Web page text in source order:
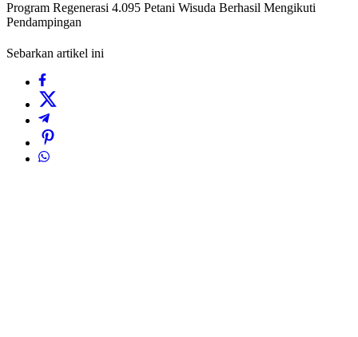
Program Regenerasi 4.095 Petani Wisuda Berhasil Mengikuti
Pendampingan
Sebarkan artikel ini